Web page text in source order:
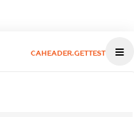
CAHEADER.GETTEST